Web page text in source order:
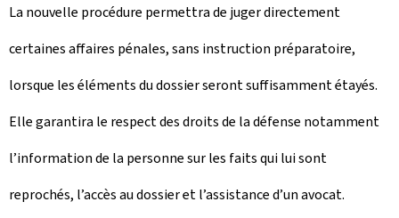
La nouvelle procédure permettra de juger directement
certaines affaires pénales, sans instruction préparatoire,
lorsque les éléments du dossier seront suffisamment étayés.
Elle garantira le respect des droits de la défense notamment
l’information de la personne sur les faits qui lui sont
reprochés, l’accès au dossier et l’assistance d’un avocat.